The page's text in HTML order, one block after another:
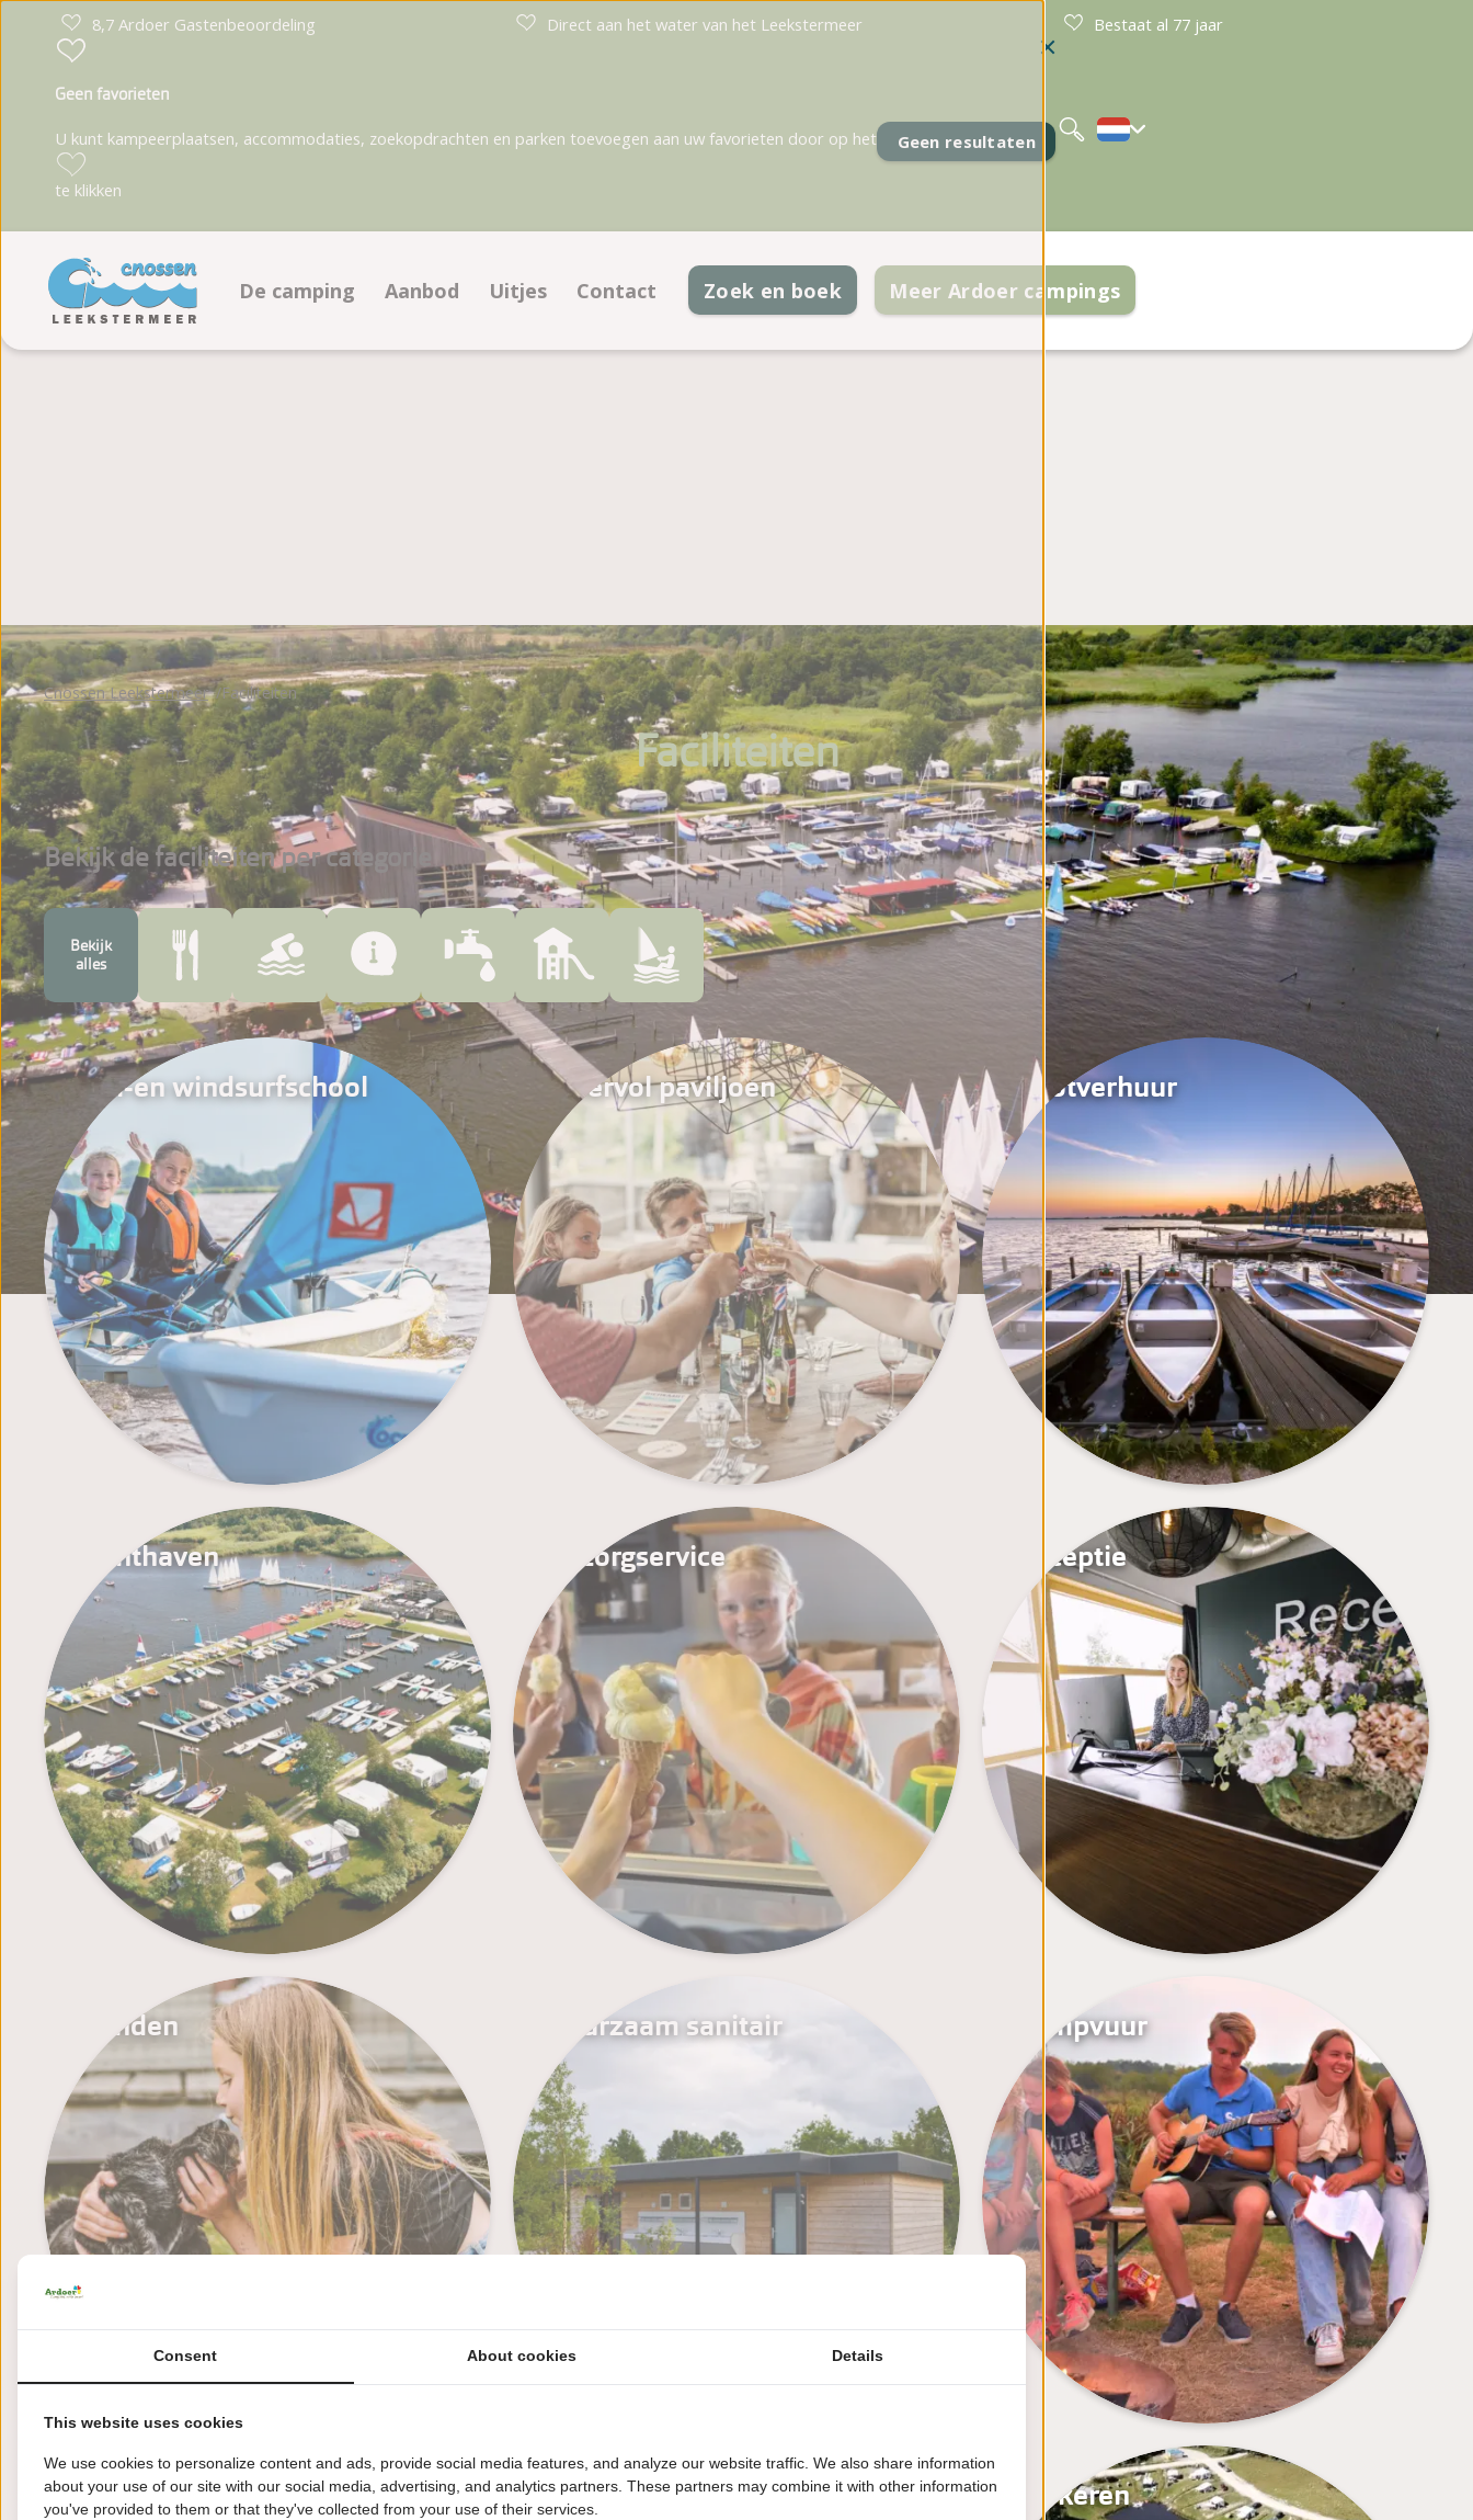
8,7 Ardoer Gastenbeoordeling Direct aan het water van het Leekstermeer Bestaat al 77 jaar
Geen resultaten
Geen favorieten
U kunt kampeerplaatsen, accommodaties, zoekopdrachten en parken toevoegen aan uw favorieten door op het
te klikken
English
De camping
Faciliteiten
Brochure
Aanbod
Kampeerplaatsen
Uitjes Contact
Contactinformatie
Zoek en boek Meer Ardoer campings
Cnossen Leekstermeer Faciliteiten
Faciliteiten
Bekijk de faciliteiten per categorie
Bekijk
alles
Zeil-en windsurfschool Sfeervol paviljoen Bootverhuur
Jachthaven Bezorgservice Receptie
Honden Duurzaam sanitair Kampvuur
Klimmen & klauteren Milieustraat Parkeren
Consent About cookies Details
This website uses cookies
We use cookies to personalize content and ads, provide social media features, and analyze our website traffic. We also share information
about your use of our site with our social media, advertising, and analytics partners. These partners may combine it with other information
you've provided to them or that they've collected from your use of their services.